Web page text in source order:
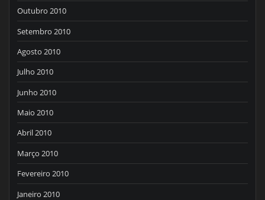
Outubro 2010
Setembro 2010
Agosto 2010
Julho 2010
Junho 2010
Maio 2010
Abril 2010
Março 2010
Fevereiro 2010
Janeiro 2010